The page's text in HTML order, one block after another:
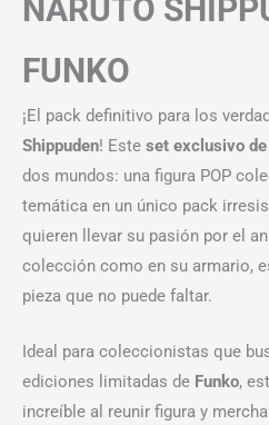
NARUTO
FUNKO
¡El pack definitivo para los
Shippuden! Este set exclusivo de
dos mundos: una figura POP
temática en un único pack
quieren llevar su pasión por el
colección como en su armario,
pieza que no puede faltar.
Ideal para coleccionistas que
ediciones limitadas de Funko,
increíble al reunir figura y